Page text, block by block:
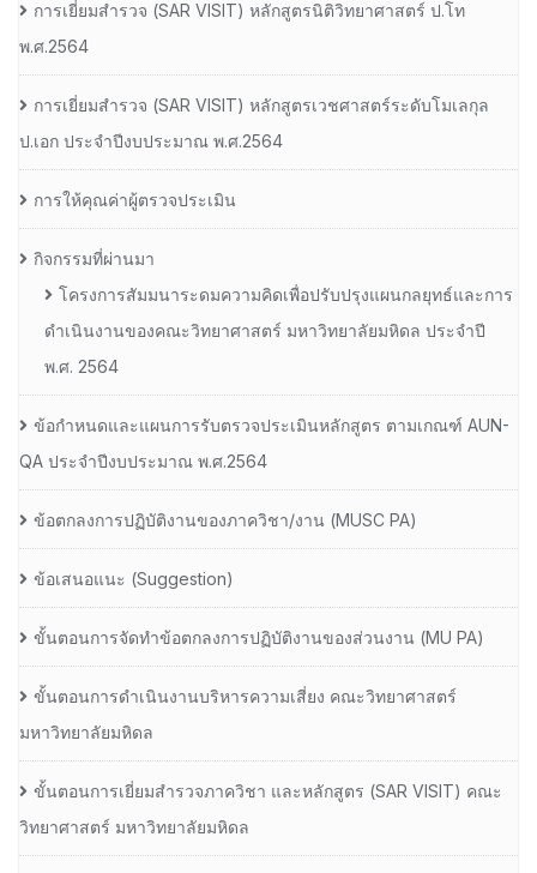
การเยี่ยมสํารวจ (SAR VISIT) หลักสูตรนิติวิทยาศาสตร์ ป.โท
พ.ศ.2564
การเยี่ยมสํารวจ (SAR VISIT) หลักสูตรเวชศาสตร์ระดับโมเลกุล
ป.เอก ประจําปีงบประมาณ พ.ศ.2564
การให้คุณค่าผู้ตรวจประเมิน
กิจกรรมที่ผ่านมา
โครงการสัมมนาระดมความคิดเพื่อปรับปรุงแผนกลยุทธ์และการ
ดำเนินงานของคณะวิทยาศาสตร์ มหาวิทยาลัยมหิดล ประจำปี
พ.ศ. 2564
ข้อกำหนดและแผนการรับตรวจประเมินหลักสูตร ตามเกณฑ์ AUN-
QA ประจำปีงบประมาณ พ.ศ.2564
ข้อตกลงการปฏิบัติงานของภาควิชา/งาน (MUSC PA)
ข้อเสนอแนะ (Suggestion)
ขั้นตอนการจัดทำข้อตกลงการปฏิบัติงานของส่วนงาน (MU PA)
ขั้นตอนการดำเนินงานบริหารความเสี่ยง คณะวิทยาศาสตร์
มหาวิทยาลัยมหิดล
ขั้นตอนการเยี่ยมสำรวจภาควิชา และหลักสูตร (SAR VISIT) คณะ
วิทยาศาสตร์ มหาวิทยาลัยมหิดล